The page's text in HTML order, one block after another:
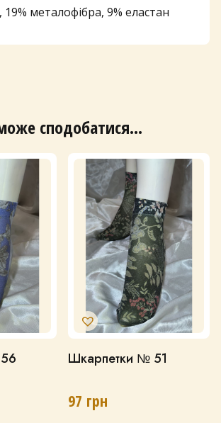
19% металофібра, 9% еластан
сподобатися…
Шкарпетки № 51
97 грн